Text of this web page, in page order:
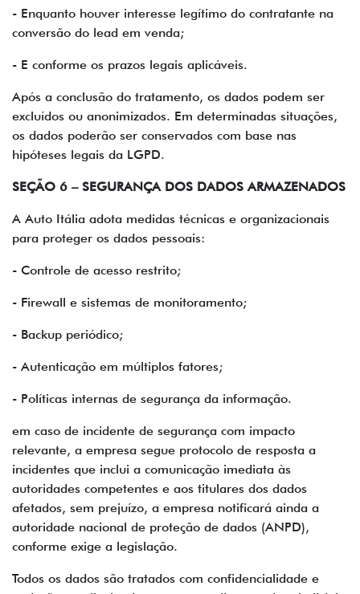
- Enquanto houver interesse legítimo do contratante na
conversão do lead em venda;
- E conforme os prazos legais aplicáveis.
Após a conclusão do tratamento, os dados podem ser
excluídos ou anonimizados. Em determinadas situações,
os dados poderão ser conservados com base nas
hipóteses legais da LGPD.
SEÇÃO 6 – SEGURANÇA DOS DADOS ARMAZENADOS
A Auto Itália adota medidas técnicas e organizacionais
para proteger os dados pessoais:
- Controle de acesso restrito;
- Firewall e sistemas de monitoramento;
- Backup periódico;
- Autenticação em múltiplos fatores;
- Políticas internas de segurança da informação.
em caso de incidente de segurança com impacto
relevante, a empresa segue protocolo de resposta a
incidentes que inclui a comunicação imediata às
autoridades competentes e aos titulares dos dados
afetados, sem prejuízo, a empresa notificará ainda a
autoridade nacional de proteção de dados (ANPD),
conforme exige a legislação.
Todos os dados são tratados com confidencialidade e